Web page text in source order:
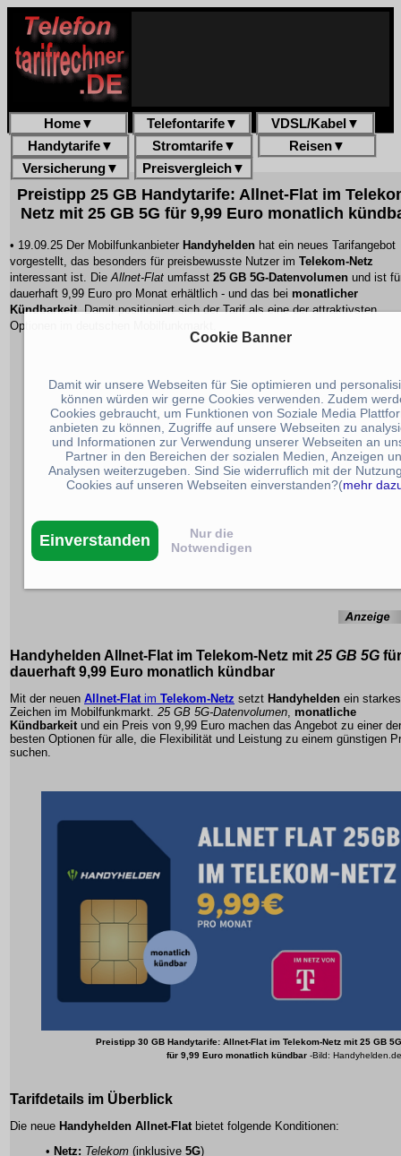
Home▼ Telefontarife▼ VDSL/Kabel ▼
Handytarife▼ Stromtarife▼ Reisen▼
Versicherung▼ Preisvergleich▼
Preistipp 25 GB Handytarife: Allnet-Flat im
Netz mit 25 GB 5G für 9,99 Euro monatlich
• 19.09.25 Der Mobilfunkanbieter Handyhelden hat ein neues Tarifangebot
vorgestellt, das besonders für preisbewusste Nutzer im Telekom-Netz
interessant ist. DieAllnet-Flat umfasst 25 GB 5G-Datenvolumen und ist
dauerhaft 9,99 Euro pro Monat erhältlich - und das bei monatlicher
Kündbarkeit. Damit positioniert sich der Tarif als eine der attraktivsten
Optionen im deutschen Mobilfunkmarkt.
Handyhelden Allnet-Flat im Telekom-Netz mit 25 GB 5G für
dauerhaft 9,99 Euro monatlich kündbar
Mit der neuen Allnet-Flatim Telekom-Netz setzt Handyhelden ein starkes
Zeichen im Mobilfunkmarkt. 25 GB 5G-Datenvolumen, monatliche
Kündbarkeitund ein Preis von 9,99 Euro machen das Angebot zu einer der
besten Optionen für alle, die Flexibilität und Leistung zu einem günstigen
suchen.
Preistipp 30 GB Handytarife: Allnet-Flat im Telekom-Netz mit 25 GB 5G
für 9,99 Euro monatlich kündbar -Bild: Handyhelden.de
Tarifdetails im Überblick
Die neue Handyhelden Allnet-Flatbietet folgende Konditionen:
• Netz: Telekom (inklusive 5G)
Cookie Banner
Damit wir unsere Webseiten für Sie optimieren und
können würden wir gerne Cookies verwenden. Zudem
Cookies gebraucht, um Funktionen von Soziale Media
anbieten zu können, Zugriffe auf unsere Webseiten zu
und Informationen zur Verwendung unserer Webseiten an
Partner in den Bereichen der sozialen Medien, Anzeigen
Analysen weiterzugeben. Sind Sie widerruflich mit der
Cookies auf unseren Webseiten einverstanden?(mehr
Einverstanden
Nur die
Notwendigen